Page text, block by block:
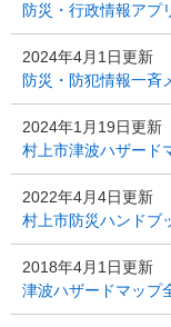
防災・行政情報アプ
2024年4月1日更新
防災・防犯情報一斉
2024年1月19日更新
村上市津波ハザード
2022年4月4日更新
村上市防災ハンドブ
2018年4月1日更新
津波ハザードマップ